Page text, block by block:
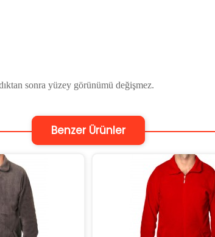
sonra yüzey görünümü değişmez.
Benzer Ürünler